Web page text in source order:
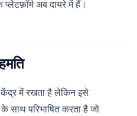
अब दायरे में हैं।
में रखता है लेकिन इसे
परिभाषित करता है जो